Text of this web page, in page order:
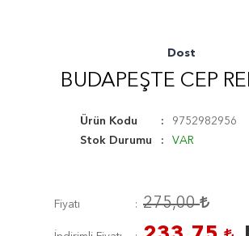
Dost
BUDAPEŞTE CEP
Ürün Kodu
9752982956
Stok Durumu
VAR
Fiyatı 275,00